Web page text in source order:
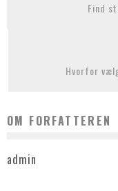
Find
Hvorfor
OM FORFATTEREN
admin